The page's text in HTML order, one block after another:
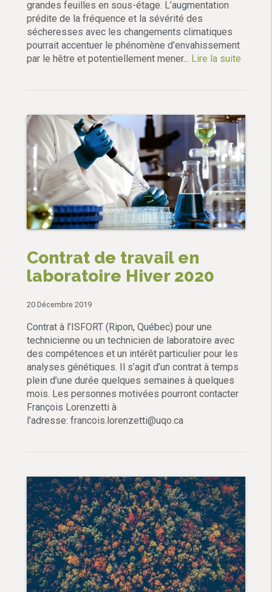
grandes feuilles en sous-étage. L’augmentation
prédite de la fréquence et la sévérité des
sécheresses avec les changements climatiques
pourrait accentuer le phénomène d’envahissement
par le hêtre et potentiellement mener... Lire la suite
Contrat de travail en
laboratoire Hiver 2020
20 Décembre 2019
Contrat à l’ISFORT (Ripon, Québec) pour une
technicienne ou un technicien de laboratoire avec
des compétences et un intérêt particulier pour les
analyses génétiques. Il s’agit d’un contrat à temps
plein d’une durée quelques semaines à quelques
mois. Les personnes motivées pourront contacter
François Lorenzetti à
l’adresse: francois.lorenzetti@uqo.ca